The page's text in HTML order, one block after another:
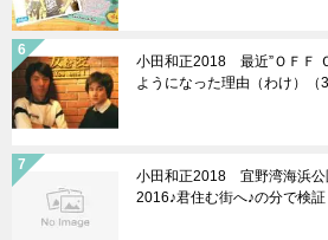
小田和正2018 最近”ＯＦＦ
ようになった理由（わけ）（
小田和正2018 宜野湾海浜
2016♪君住む街へ♪の分で検証